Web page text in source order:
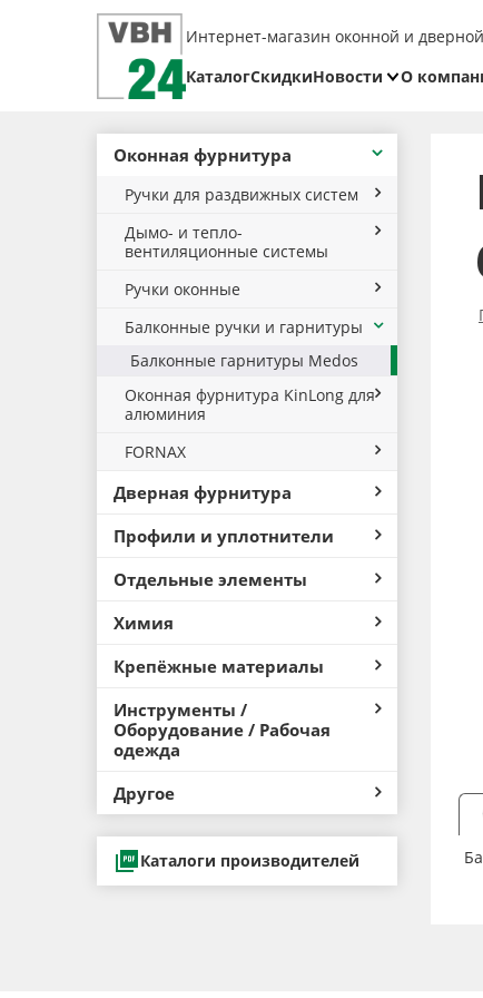
Интернет-магазин оконной и
КаталогСкидкиНовости
О
Оконная фурнитура
Ручки для раздвижных систем
Дымо- и тепло-
вентиляционные системы
Ручки оконные
Балконные ручки и гарнитуры
Балконные гарнитуры Medos
Оконная фурнитура KinLong для
алюминия
FORNAX
Дверная фурнитура
Профили и уплотнители
Отдельные элементы
Химия
Крепёжные материалы
Инструменты /
Оборудование / Рабочая
одежда
Другое
Каталоги производителей